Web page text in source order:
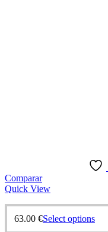
Comparar
Quick View
63.00 €Select options